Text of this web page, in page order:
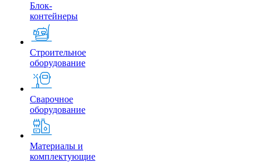
Блок-
контейнеры
Строительное
оборудование
Сварочное
оборудование
Материалы и
комплектующие